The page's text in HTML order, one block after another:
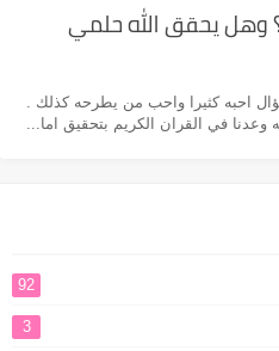
وهل يحقق الله حلمي
احبه كثيرا واحب من يطرحه كذلك .
وعدنا في القران الكريم بتحقيق اما...
92
3